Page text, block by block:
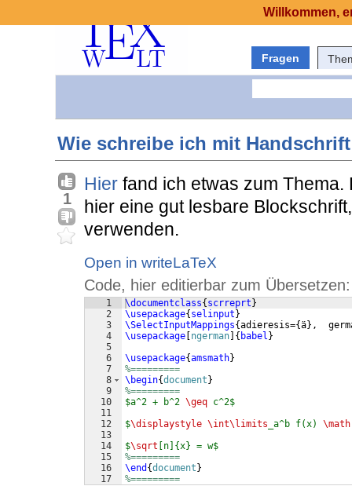
Fragen
Wie schreibe ich mit
1
Hier fand ich etwas zum
hier eine gut lesbare
verwenden.
Open in writeLaTeX
Code, hier editierbar zum Übersetzen:
1
2
3
4
5
6
7
8
9
10
11
12
13
14
15
16
17
\documentclass{ scrreprt }
\usepackage{ selinput }
\SelectInputMappings{adieresis={ä} ,
\usepackage ngerman { babel }
\usepackage{amsmath}
%=========
\begin{document }
%=========
$a^2 + b^2 \geq c^2$
$\displaystyle \int\limits _a^b f(x)
$\sqrt [n]{x} = w$
%=========
\end {document }
%=========
Willkommen,